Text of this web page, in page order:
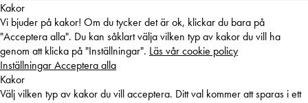
Kakor
Vi bjuder på kakor! Om du tycker det är ok, klickar du bara på
"Acceptera alla". Du kan såklart välja vilken typ av kakor du vill ha
genom att klicka på "Inställningar". Läs vår cookie policy
InställningarAcceptera alla
Kakor
Välj vilken typ av kakor du vill acceptera. Ditt val kommer att sparas i ett